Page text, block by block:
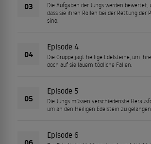
03
Die Aufgaben der Jungs werden bewertet,
dass sie ihren Rollen bei der Rettung der
sind.
04
Episode 4
Die Gruppe jagt heilige Edelsteine, um
doch auf sie lauern tödliche Fallen.
05
Episode 5
Die Jungs müssen verschiedenste
um an den Heiligen Edelstein zu gelangen.
Episode 6